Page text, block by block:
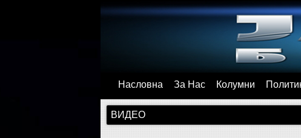
Насловна За Нас Колумни
ВИДЕО